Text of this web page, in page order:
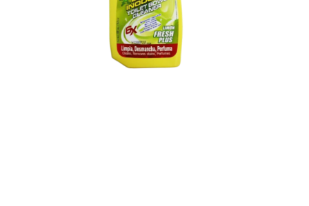
Escobas
Bolsas de basura
Atomizador
Recolector
Contenedor
Ambientadores
Alcohol en gel y Jabones